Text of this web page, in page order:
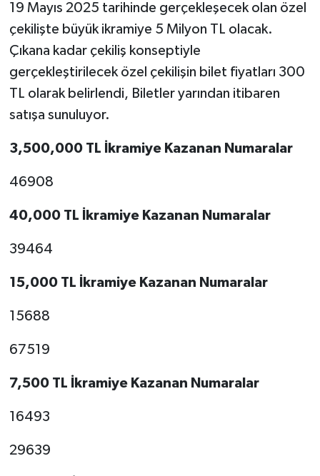
19 Mayıs 2025 tarihinde gerçekleşecek olan özel
çekilişte büyük ikramiye 5 Milyon TL olacak.
Çıkana kadar çekiliş konseptiyle
gerçekleştirilecek özel çekilişin bilet fiyatları 300
TL olarak belirlendi, Biletler yarından itibaren
satışa sunuluyor.
3,500,000 TL İkramiye Kazanan Numaralar
46908
40,000 TL İkramiye Kazanan Numaralar
39464
15,000 TL İkramiye Kazanan Numaralar
15688
67519
7,500 TL İkramiye Kazanan Numaralar
16493
29639